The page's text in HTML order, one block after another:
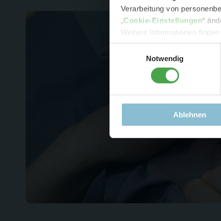
Verarbeitung von
„Cookie-Einstellungen“
Weitere Informationen
Notwendig
Ablehnen
-
-